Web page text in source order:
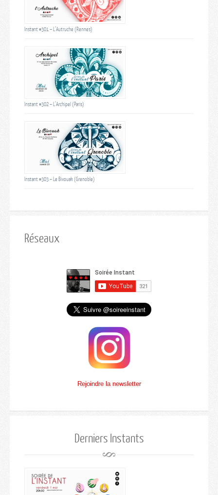
Instant #301 – L’Autruche (Rennes)
Instant #302 – L’Archipel (Paris)
Instant #303 – Le Bivouak (Grenoble)
Réseaux
Rejoindre la newsletter
Derniers Instants